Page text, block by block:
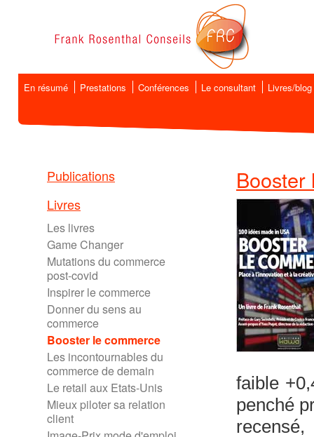
En résumé Prestations Conférences Le consultant Livres/blog
Publications
Livres
Les livres
Game Changer
Mutations du commerce
post-covid
Inspirer le commerce
Donner du sens au
commerce
Booster le commerce
Les incontournables du
commerce de demain
Le retail aux Etats-Unis
Mieux piloter sa relation
client
Booster
faible
penché